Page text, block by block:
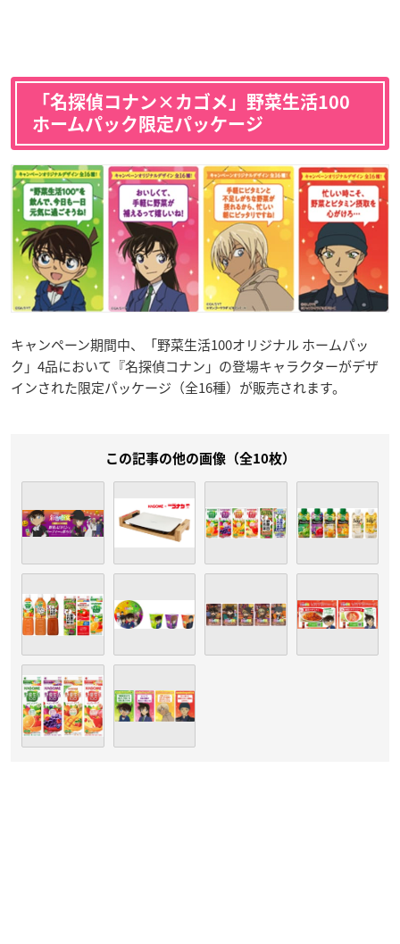
「名探偵コナン×カゴメ」野菜生活100
ホームパック限定パッケージ
キャンペーン期間中、「野菜生活100オリジナル ホームパッ
ク」4品において『名探偵コナン」の登場キャラクターがデザ
インされた限定パッケージ（全16種）が販売されます。
この記事の他の画像（全10枚）